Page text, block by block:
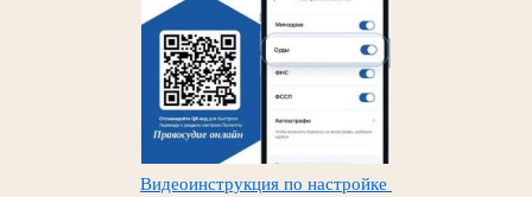
Видеоинструкция по настройке